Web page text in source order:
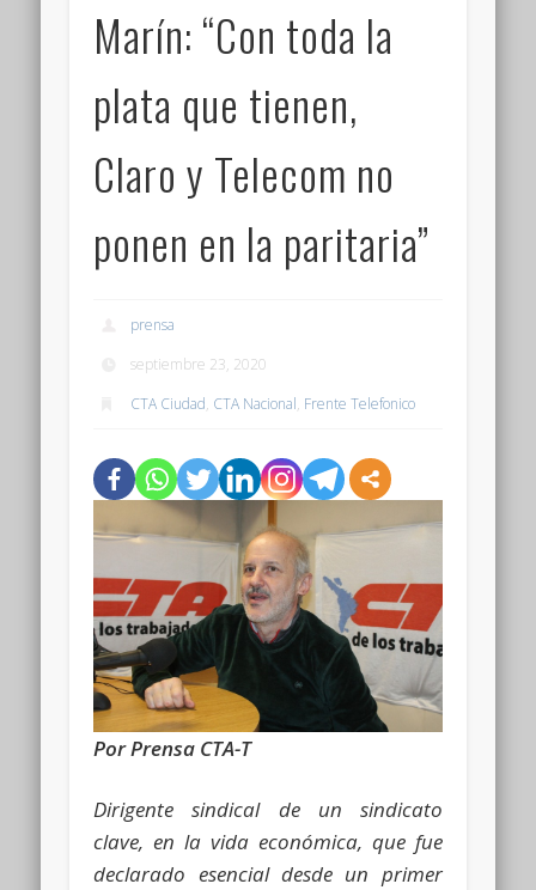
Marín: “Con toda la
plata que tienen,
Claro y Telecom no
ponen en la paritaria”
prensa
septiembre 23, 2020
CTA Ciudad, CTA Nacional, Frente Telefonico
Por Prensa CTA-T
Dirigente sindical de un sindicato
clave, en la vida económica, que fue
declarado esencial desde un primer